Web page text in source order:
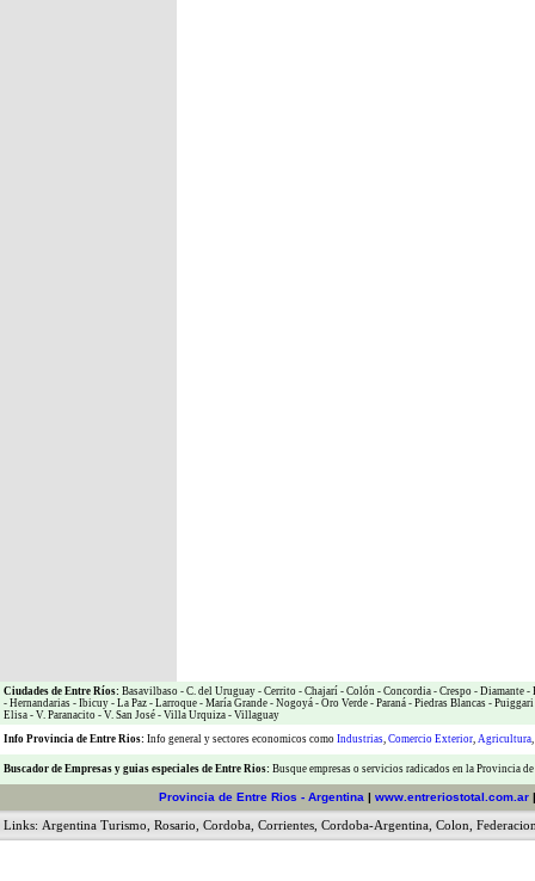
Ciudades de Entre Ríos: Basavilbaso - C. del Uruguay - Cerrito - Chajarí - Colón - Concordia - Crespo - Diamante -
- Hernandarias - Ibicuy - La Paz - Larroque - María Grande - Nogoyá - Oro Verde - Paraná - Piedras Blancas - Puiggari
Elisa - V. Paranacito - V. San José - Villa Urquiza - Villaguay
Info Provincia de Entre Rios: Info general y sectores economicos como Industrias, Comercio Exterior, Agricultura,
Buscador de Empresas y guias especiales de Entre Rios: Busque empresas o servicios radicados en la Provincia
Provincia de Entre Rios - Argentina | www.entreriostotal.com.ar
Links: Argentina Turismo Rosario Cordoba Corrientes Cordoba-Argentina Colon